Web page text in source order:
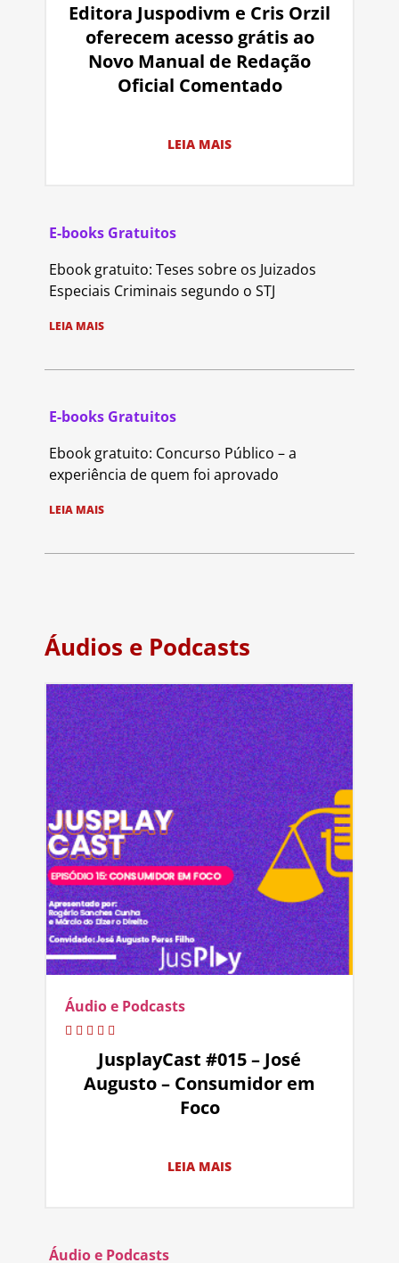
Editora Juspodivm e Cris Orzil
oferecem acesso grátis ao
Novo Manual de Redação
Oficial Comentado
LEIA MAIS
E-books Gratuitos
Ebook gratuito: Teses sobre os Juizados
Especiais Criminais segundo o STJ
LEIA MAIS
E-books Gratuitos
Ebook gratuito: Concurso Público – a
experiência de quem foi aprovado
LEIA MAIS
Áudios e Podcasts
Áudio e Podcasts
JusplayCast #015 – José
Augusto – Consumidor em
Foco
LEIA MAIS
Áudio e Podcasts